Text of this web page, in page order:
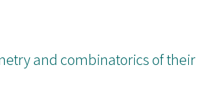
and combinatorics of their